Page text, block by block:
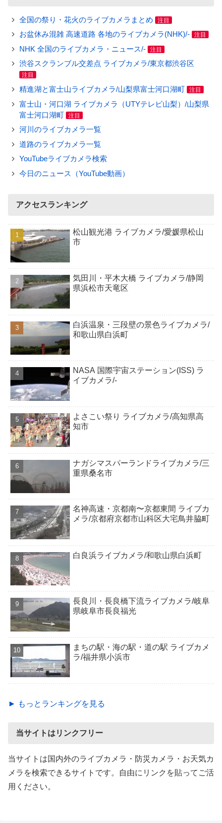
全国の祭り・花火のライブカメラまとめ 注目
お盆休み混雑 高速道路 各地のライブカメラ(NHK)/- 注目
NHK 全国のライブカメラ・ニュース/- 注目
渋谷スクランブル交差点 ライブカメラ/東京都渋谷区
注目
精進湖と富士山ライブカメラ/山梨県富士河口湖町 注目
富士山・河口湖 ライブカメラ（UTYテレビ山梨）/山梨県
富士河口湖町
注目
河川のライブカメラ一覧
道路のライブカメラ一覧
YouTubeライブカメラ検索
今日のニュース（YouTube動画）
アクセスランキング
松山観光港 ライブカメラ/愛媛県松山
市
気田川・平木大橋 ライブカメラ/静岡
県浜松市天竜区
白浜温泉・三段壁の景色ライブカメラ/
和歌山県白浜町
NASA 国際宇宙ステーション(ISS) ラ
イブカメラ/-
よさこい祭り ライブカメラ/高知県高
知市
ナガシマスパーランドライブカメラ/三
重県桑名市
名神高速・京都南〜京都東間 ライブカ
メラ/京都府京都市山科区大宅鳥井脇町
白良浜ライブカメラ/和歌山県白浜町
長良川・長良橋下流ライブカメラ/岐阜
県岐阜市長良福光
まちの駅・海の駅・道の駅 ライブカメ
ラ/福井県小浜市
► もっとランキングを見る
当サイトはリンクフリー
当サイトは国内外のライブカメラ・防災カメラ・お天気カ
メラを検索できるサイトです。自由にリンクを貼ってご活
用ください。